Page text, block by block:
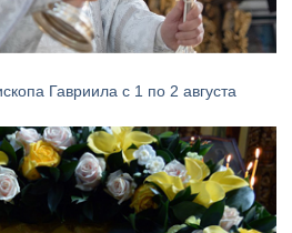
Гавриила с 1 по 2 августа